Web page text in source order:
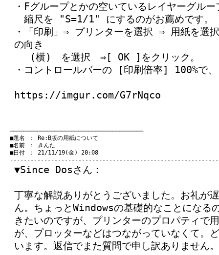
・Fグループとかの空いているレイヤーグル
縮尺を "S=1/1" にするのがお薦めです。
・「印刷」⇒ プリンターを選択 ⇒ 用紙を
の向き
(横) を選択 ⇒[ OK ]をクリック。
・コントロールバーの [印刷倍率] 100%で
https://imgur.com/G7rNqco
───────────────────────────────────────
■題名 ： Re:B版の用紙について
■名前 ： きんた
■日付 ： 21/11/19(金) 20:08
▼Since Dosさん：
丁寧な解説ありがとうございました。お礼が
ん。ちょっとWindowsの基礎的なことになる
きたいのですが、プリンターのプロパティで
が、プロッターなどはつながっていなくて。
います。返信でまた質問で申し訳ありません